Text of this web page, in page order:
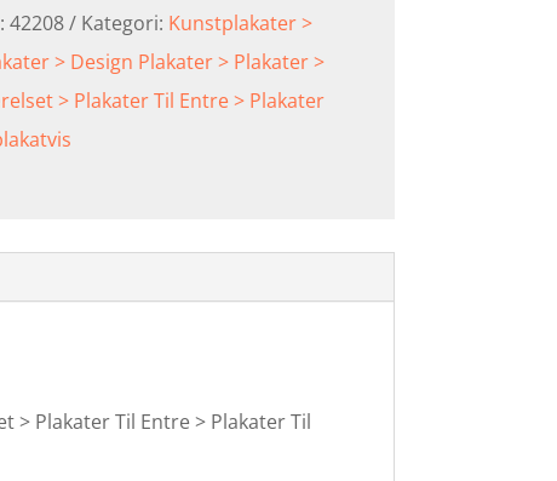
42208 Kategori: Kunstplakater >
> Design Plakater > Plakater >
> Plakater Til Entre > Plakater
> Plakater Til Entre > Plakater Til